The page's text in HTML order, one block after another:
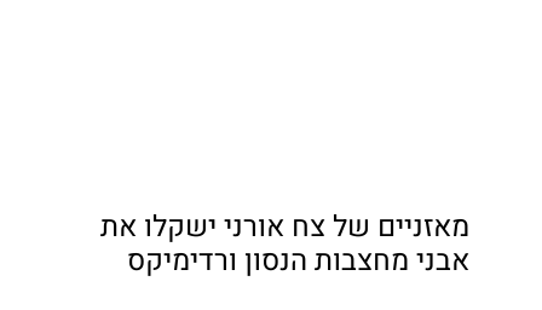
מאזניים של צח אורני ישקלו את
אבני מחצבות הנסון ורדימיקס